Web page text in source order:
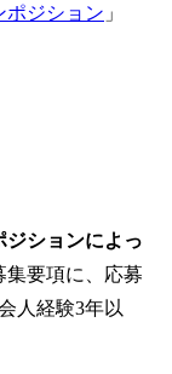
ポジション 」
ジションによっ
集要項に、応募
人経験3年以